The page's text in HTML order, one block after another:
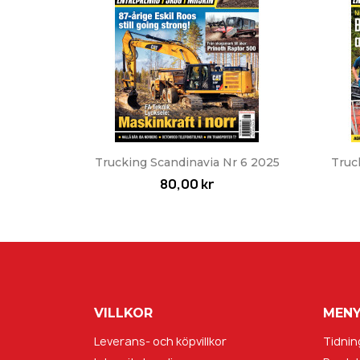
Snabbvy
Trucking Scandinavia Nr 6 2025
80,00 kr
VILLKOR
Leverans- och köpvillkor